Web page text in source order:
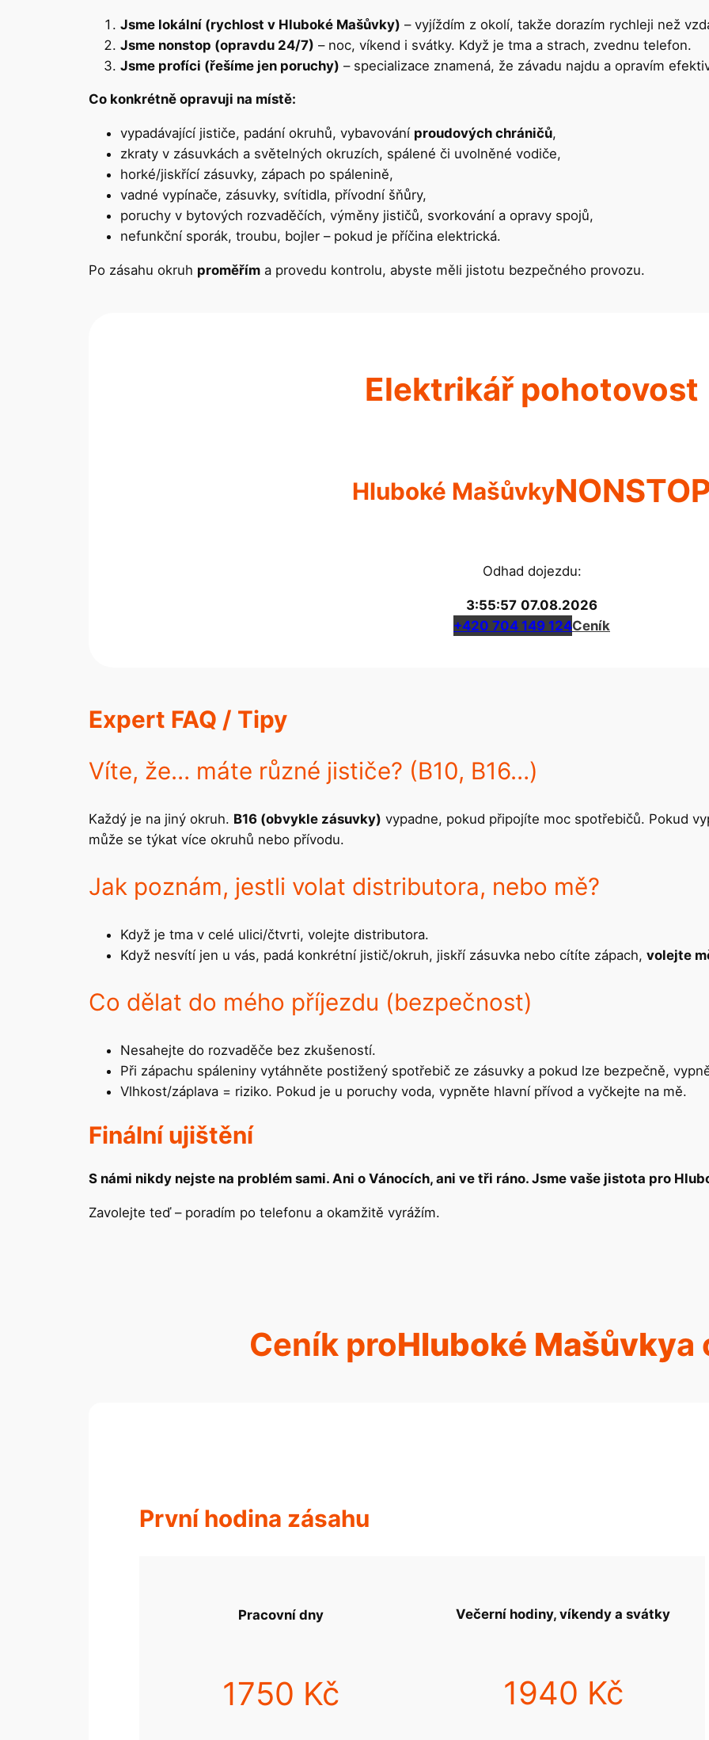
Jsme lokální (rychlost v Hluboké Mašůvky) – vyjíždím z okolí, takže dorazím rychleji než
Jsme nonstop (opravdu 24/7) – noc, víkend i svátky. Když je tma a strach, zvednu telefon.
Jsme profíci (řešíme jen poruchy) – specializace znamená, že závadu najdu a opravím
Co konkrétně opravuji na místě:
vypadávající jističe, padání okruhů, vybavování proudových chráničů,
zkraty v zásuvkách a světelných okruzích, spálené či uvolněné vodiče,
horké/jiskřící zásuvky, zápach po spálenině,
vadné vypínače, zásuvky, svítidla, přívodní šňůry,
poruchy v bytových rozvaděčích, výměny jističů, svorkování a opravy spojů,
nefunkční sporák, troubu, bojler – pokud je příčina elektrická.
Po zásahu okruh proměřím a provedu kontrolu, abyste měli jistotu bezpečného provozu.
Elektrikář pohotovost
Hluboké Mašůvky
Odhad dojezdu:
3:55:57 07.08.2026
+420 704 149 124Ceník
Expert FAQ / Tipy
Víte, že… máte různé jističe? (B10, B16…)
Každý je na jiný okruh. B16 (obvykle zásuvky) vypadne, pokud připojíte moc spotřebičů. Pokud
může se týkat více okruhů nebo přívodu.
Jak poznám, jestli volat distributora, nebo mě?
Když je tma v celé ulici/čtvrti, volejte distributora.
Když nesvítí jen u vás, padá konkrétní jistič/okruh, jiskří zásuvka nebo cítíte zápach, volejte
Co dělat do mého příjezdu (bezpečnost)
Nesahejte do rozvaděče bez zkušeností.
Při zápachu spáleniny vytáhněte postižený spotřebič ze zásuvky a pokud lze bezpečně,
Vlhkost/záplava = riziko. Pokud je u poruchy voda, vypněte hlavní přívod a vyčkejte na mě.
Finální ujištění
S námi nikdy nejste na problém sami. Ani o Vánocích, ani ve tři ráno. Jsme vaše jistota pro
Zavolejte teď – poradím po telefonu a okamžitě vyrážím.
Ceník proHluboké Mašůvkya
První hodina zásahu
Pracovní dny
1750 Kč
Večerní hodiny, víkendy a svátky
1940 Kč